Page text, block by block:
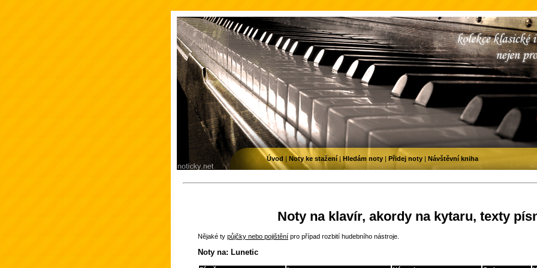
Noty na klavír, akordy na kytaru, texty
Nějaké ty půjčky nebo pojištění pro případ rozbití hudebního nástroje.
Noty na: Lunetic
Úvod | Noty ke stažení| Hledám noty | Přidej noty | Návštěvní kniha